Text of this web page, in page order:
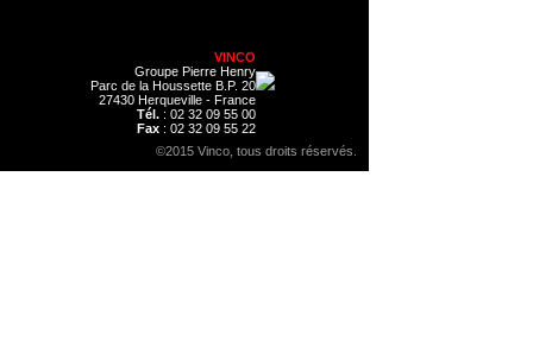
VINCO
Groupe Pierre Henry
Parc de la Houssette B.P. 20
27430 Herqueville - France
Tél. : 02 32 09 55 00
Fax : 02 32 09 55 22
©2015 Vinco, tous droits réservés.